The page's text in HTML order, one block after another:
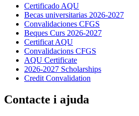
Certificado AQU
Becas universitarias 2026-2027
Convalidaciones CFGS
Beques Curs 2026-2027
Certificat AQU
Convalidacions CFGS
AQU Certificate
2026-2027 Scholarships
Credit Convalidation
Contacte i ajuda